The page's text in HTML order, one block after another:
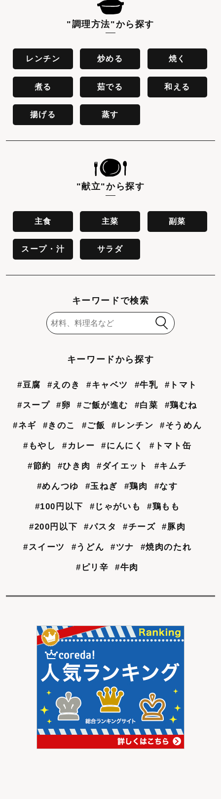
"調理方法"から探す
レンチン 炒める 焼く
煮る 茹でる 和える
揚げる 蒸す
"献立"から探す
主食 主菜 副菜
スープ・汁 サラダ
キーワードで検索
キーワードから探す
#豆腐 #えのき #キャベツ #牛乳 #トマト
#スープ #卵 #ご飯が進む #白菜 #鶏むね
#ネギ #きのこ #ご飯 #レンチン #そうめん
#もやし #カレー #にんにく #トマト缶
#節約 #ひき肉 #ダイエット #キムチ
#めんつゆ #玉ねぎ #鶏肉 #なす
#100円以下 #じゃがいも #鶏もも
#200円以下 #パスタ #チーズ #豚肉
#スイーツ #うどん #ツナ #焼肉のたれ
#ピリ辛 #牛肉